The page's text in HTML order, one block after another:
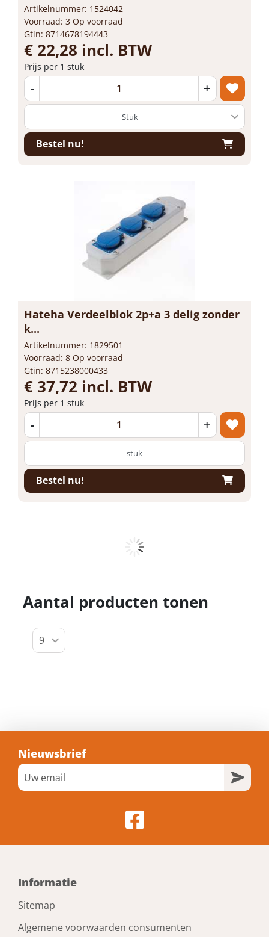
Artikelnummer: 1524042
Voorraad: 3 Op voorraad
Gtin: 8714678194443
€ 22,28 incl. BTW
Prijs per 1 stuk
- +
Bestel nu!
Hateha Verdeelblok 2p+a 3 delig zonder
k...
Artikelnummer: 1829501
Voorraad: 8 Op voorraad
Gtin: 8715238000433
€ 37,72 incl. BTW
Prijs per 1 stuk
- +
stuk
Bestel nu!
Kelfort verdeeldoos nylon 3x2.5 10m 3d
Bestel nu!